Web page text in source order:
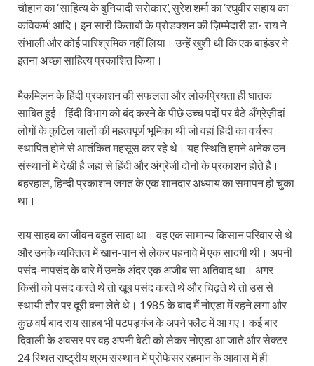
चौहान का ‘साहित्य के बुनियादी सरोकार’, सुरेश शर्मा का ‘रघुवीर सहाय का
कविकर्म’ आदि। इन सारी किताबों के प्रोडक्शन की ज़िम्मेदारी डा॰ राय ने
संभाली और कोई पारिश्रमिक नहीं लिया। उन्हें खुशी थी कि एक बाइंडर ने
इतना अच्छा साहित्य प्रकाशित किया।
मैकमिलन के हिंदी प्रकाशन की सफलता और लोकप्रियता ही घातक
साबित हुई। हिंदी विभाग को बंद करने के पीछे उच्च पदों पर बैठे अँग्रेज़ीदां
लोगों के कुटिल चालों की महत्वपूर्ण भूमिका थी जो वहां हिंदी का वर्चस्व
स्थापित होने से आतंकित महसूस कर रहे थे। यह स्थिति हमने अनेक उन
संस्थानों में देखी है जहां से हिंदी और अंग्रेजी दोनों के प्रकाशन होते हैं।
बहरहाल, हिन्दी प्रकाशन जगत के एक शानदार अध्याय का समापन हो चुका
था।
राय साहब का जीवन बहुत सादा था। वह एक सामान्य किसान परिवार से थे
और उनके व्यक्तित्व में खान-पान से लेकर पहनावे में एक सादगी थी। अपनी
पसंद-नापसंद के बारे में उनके अंदर एक अजीब सा अतिवाद था। अगर
किसी को पसंद करते थे तो खूब पसंद करते थे और चिढ़ते थे तो उस से
स्थायी तौर पर दूरी बना लेते थे। 1985 के बाद मैं नोएडा में रहने लगा और
कुछ वर्ष बाद राय साहब भी पटपड़गंज के अपने फ्लैट में आ गए। कई बार
दिवाली के अवसर पर वह अपनी बेटी को लेकर नोएडा आ जाते और सेक्टर
24 स्थित राष्ट्रीय श्रम संस्थान में प्रोफेसर रहमान के आवास में ही